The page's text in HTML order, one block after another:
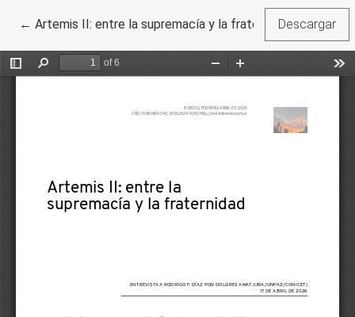
← Volver a los detalles del artículo
Artemis II: entre la supremacía y la fraternidadDescargar